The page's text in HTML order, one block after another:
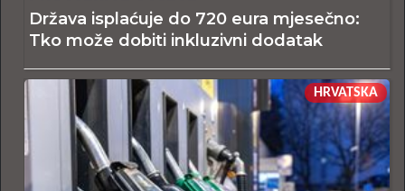
Država isplaćuje do 720 eura mjesečno:
Tko može dobiti inkluzivni dodatak
HRVATSKA